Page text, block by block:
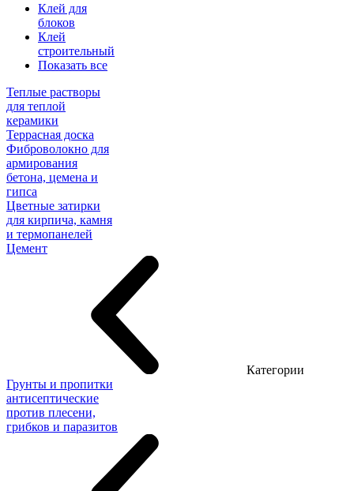
Клей для
блоков
Клей
строительный
Показать все
Теплые растворы
для теплой
керамики
Террасная доска
Фиброволокно для
армирования
бетона, цемена и
гипса
Цветные затирки
для кирпича, камня
и термопанелей
Цемент
Категории
Грунты и пропитки
антисептические
против плесени,
грибков и паразитов